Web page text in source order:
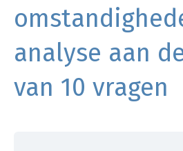
analyse aan
van 10 vragen